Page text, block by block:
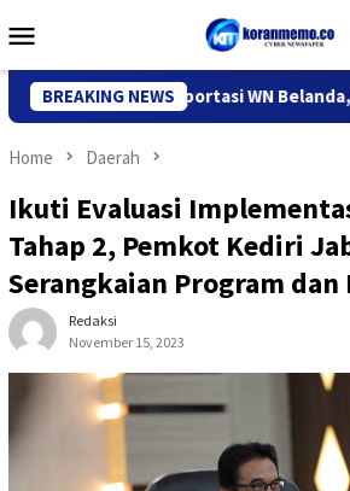
to
Menu
BREAKING NEWS
Kediri Deportasi WN Belanda, Ini
Home Daerah
Ikuti Evaluasi
Tahap 2, Pemkot Kediri
Serangkaian Program dan
Redaksi
November 15, 2023